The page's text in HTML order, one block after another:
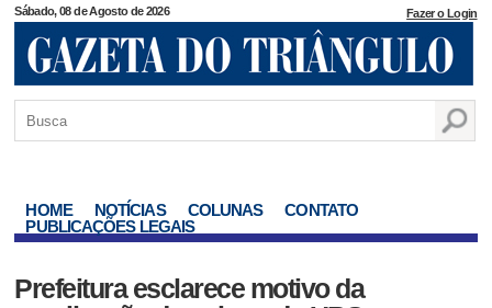
Sábado, 08 de Agosto de 2026 Fazer o Login
HOME NOTÍCIAS COLUNAS
CONTATO
PUBLICAÇÕES LEGAIS
Prefeitura esclarece motivo da